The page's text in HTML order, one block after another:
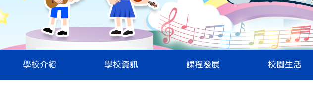
學校介紹 學校資訊 課程發展 校園生活